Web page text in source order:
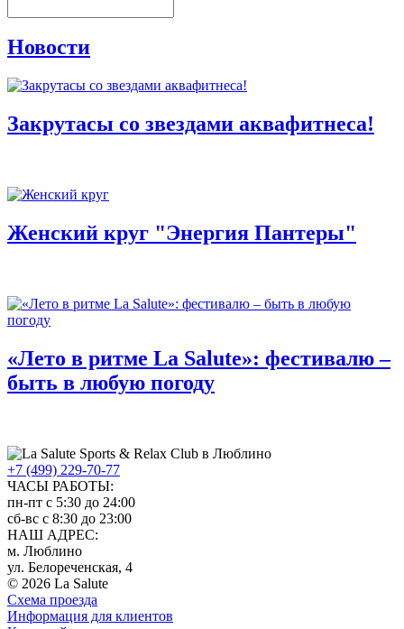
Новости
Закрутасы со звездами аквафитнеса!
Женский круг "Энергия Пантеры"
«Лето в ритме La Salute»: фестивалю –
быть в любую погоду
+7 (499) 229-70-77
ЧАСЫ РАБОТЫ:
пн-пт с 5:30 до 24:00
сб-вс с 8:30 до 23:00
НАШ АДРЕС:
м. Люблино
ул. Белореченская, 4
© 2026 La Salute
Схема проезда
Информация для клиентов